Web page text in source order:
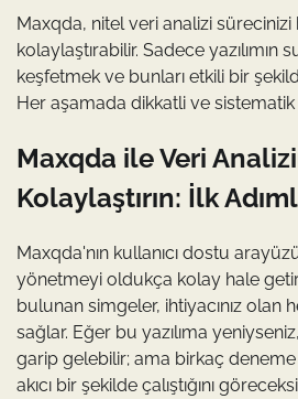
Maxqda, nitel veri analizi
kolaylaştırabilir. Sadece yazılımın
keşfetmek ve bunları etkili bir
Her aşamada dikkatli ve sistematik
Maxqda ile Veri
Kolaylaştırın: İlk
Maxqda'nın kullanıcı dostu
yönetmeyi oldukça kolay hale
bulunan simgeler, ihtiyacınız olan
sağlar. Eğer bu yazılıma
garip gelebilir; ama birkaç deneme
akıcı bir şekilde çalıştığını